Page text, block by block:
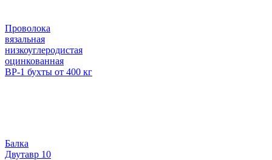
Проволока
вязальная
низкоуглеродистая
оцинкованная
ВР-1 бухты от 400 кг
Балка
Двутавр 10